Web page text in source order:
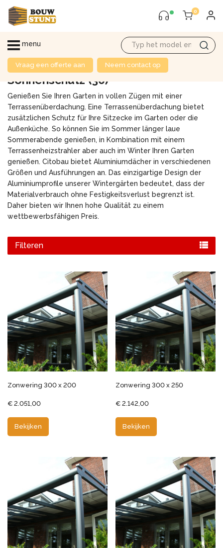
0
menu
Vraag een offerte aan Neem contact op
Sonnenschutz (30)
Genießen Sie Ihren Garten in vollen Zügen mit einer
Terrassenüberdachung. Eine Terrassenüberdachung bietet
zusätzlichen Schutz für Ihre Sitzecke im Garten oder die
Außenküche. So können Sie im Sommer länger laue
Sommerabende genießen, in Kombination mit einem
Terrassenheizstrahler aber auch im Winter Ihren Garten
genießen. Citobau bietet Aluminiumdächer in verschiedenen
Größen und Ausführungen an. Das einzigartige Design der
Aluminiumprofile unserer Wintergärten bedeutet, dass der
Materialverbrauch ohne Festigkeitsverlust begrenzt ist.
Daher bieten wir Ihnen hohe Qualität zu einem
wettbewerbsfähigen Preis.
Filteren
Zonwering 300 x 200
€ 2.051,00
Bekijken
Zonwering 300 x 250
€ 2.142,00
Bekijken